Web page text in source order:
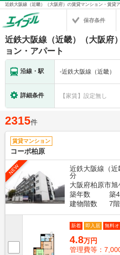
保存条件
近鉄大阪線（近畿）（大阪府
ョン・アパート
沿線・駅 -近鉄大阪線（近畿）
詳細条件 【家賃】設定無し
2315件
賃貸マンション
コーポ柏原
NEW
近鉄大阪線（近
分
大阪府柏原市旭
築年数
築
建物階数
7
新着 即入居 無料
4.8万円
管理費等：